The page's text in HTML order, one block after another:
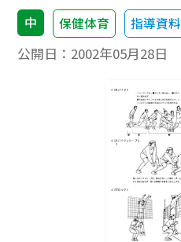
中 保健体育 指導資料
公開日： 2002年05月28日